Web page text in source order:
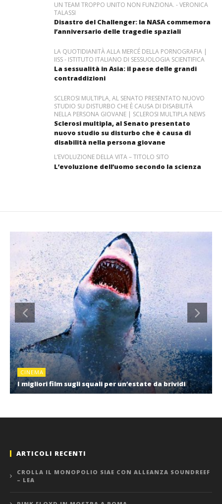
UN TEAM TROPPO UNITO NON FUNZIONA. - VERONICA
TALASSI
Disastro del Challenger: la NASA commemora
l’anniversario delle tragedie spaziali
LA QUOTIDIANITÀ ALLA MERCÉ DELLA PORNOGRAFIA |
IISS - ISTITUTO ITALIANO DI SESSUOLOGIA SCIENTIFICA
La sessualità in Asia: il paese delle grandi
contraddizioni
SCLEROSI MULTIPLA, AL SENATO PRESENTATO NUOVO
STUDIO SU DISTURBO CHE È CAUSA DI DISABILITÀ
NELLA PERSONA GIOVANE | SCLEROSI MULTIPLA NEWS
Sclerosi multipla, al Senato presentato
nuovo studio su disturbo che è causa di
disabilità nella persona giovane
L’EVOLUZIONE DELLA VITA – TITOLO SITO
L’evoluzione dell’uomo secondo la scienza
CINEMA
I migliori film sugli squali per un’estate da brividi
ARTICOLI RECENTI
CROLLA IL MONOPOLIO SIAE CON ALLEANZA SOUNDREEF
– LEA